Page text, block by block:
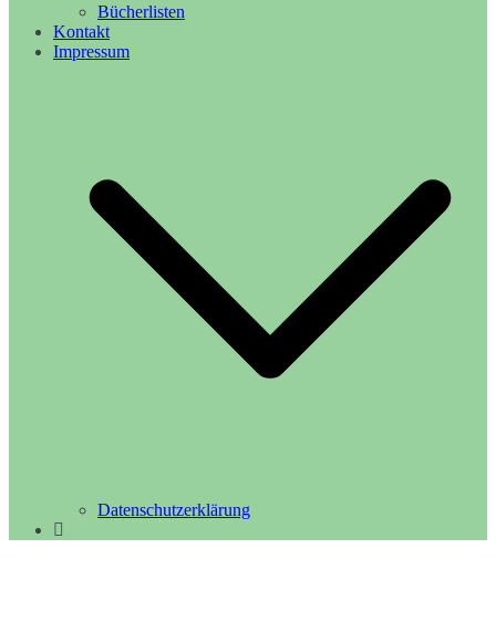
Bücherlisten
Kontakt
Impressum
Datenschutzerklärung